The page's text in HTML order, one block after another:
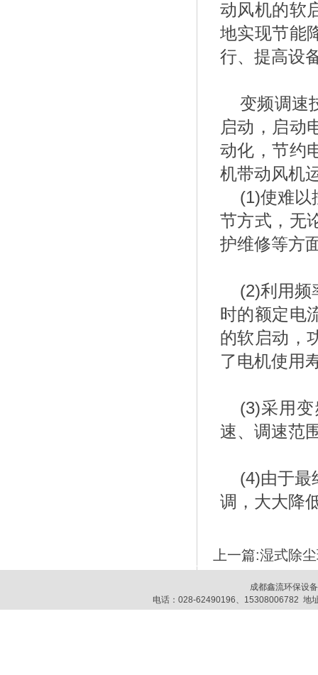
动风机的软
地实现节能
行、提高设
变频调速
启动，启动
动化，节约
机带动风机
(1)使难以
节方式，无
护维修等方
(2)利用频
时的额定电
的软启动，
了电机使用
(3)采用
速、调速范
(4)由于最
调，大大降
上一篇:湿式除
成都鑫流环保设
电话：028-62490196、15308006782 地